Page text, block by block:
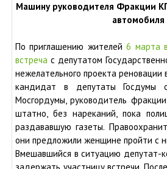
Машину руководителя Фракции
По приглашению жителей6 марта
встреча с депутатом
нежелательного проекта реновации
кандидат в депутаты
Мосгордумы, руководитель
штатно, без нареканий, пока
раздававшую газеты.
они предложили женщине пройти с
Вмешавшийся в ситуацию депутат-